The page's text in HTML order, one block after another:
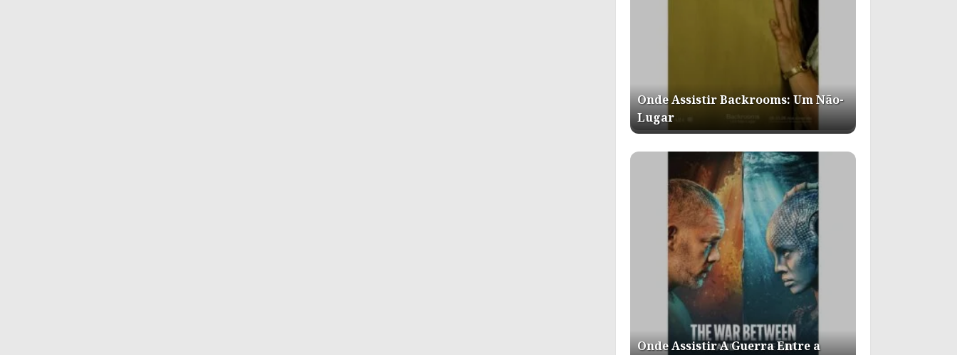
Onde Assistir Backrooms: Um Não-
Lugar
Onde Assistir A Guerra Entre a